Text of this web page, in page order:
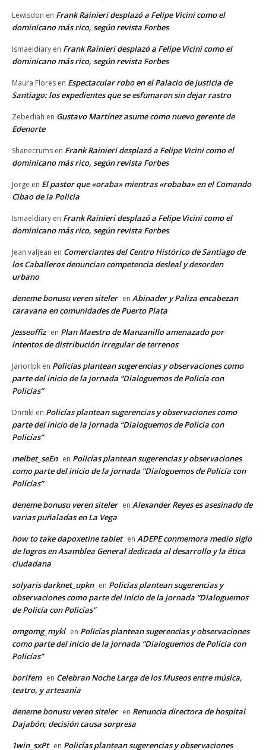
Lewisdon en Frank Rainieri desplazó a Felipe Vicini como el
dominicano más rico, según revista Forbes
Ismaeldiary en Frank Rainieri desplazó a Felipe Vicini como el
dominicano más rico, según revista Forbes
Maura Flores en Espectacular robo en el Palacio de justicia de
Santiago: los expedientes que se esfumaron sin dejar rastro
Zebediah en Gustavo Martínez asume como nuevo gerente de
Edenorte
Shanecrums en Frank Rainieri desplazó a Felipe Vicini como el
dominicano más rico, según revista Forbes
Jorge en El pastor que «oraba» mientras «robaba» en el Comando
Cibao de la Policía
Ismaeldiary en Frank Rainieri desplazó a Felipe Vicini como el
dominicano más rico, según revista Forbes
Jean valjean en Comerciantes del Centro Histórico de Santiago de
los Caballeros denuncian competencia desleal y desorden
urbano
deneme bonusu veren siteler en Abinader y Paliza encabezan
caravana en comunidades de Puerto Plata
Jesseoffiz en Plan Maestro de Manzanillo amenazado por
intentos de distribución irregular de terrenos
Jariorlpk en Policías plantean sugerencias y observaciones como
parte del inicio de la jornada “Dialoguemos de Policía con
Policías”
Dnrtikl en Policías plantean sugerencias y observaciones como
parte del inicio de la jornada “Dialoguemos de Policía con
Policías”
melbet_seEn en Policías plantean sugerencias y observaciones
como parte del inicio de la jornada “Dialoguemos de Policía con
Policías”
deneme bonusu veren siteler en Alexander Reyes es asesinado de
varias puñaladas en La Vega
how to take dapoxetine tablet en ADEPE conmemora medio siglo
de logros en Asamblea General dedicada al desarrollo y la ética
ciudadana
solyaris darknet_upkn en Policías plantean sugerencias y
observaciones como parte del inicio de la jornada “Dialoguemos
de Policía con Policías”
omgomg_mykl en Policías plantean sugerencias y observaciones
como parte del inicio de la jornada “Dialoguemos de Policía con
Policías”
borifem en Celebran Noche Larga de los Museos entre música,
teatro, y artesanía
deneme bonusu veren siteler en Renuncia directora de hospital
Dajabón; decisión causa sorpresa
1win_sxPt en Policías plantean sugerencias y observaciones